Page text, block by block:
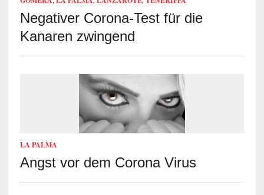
Negativer Corona-Test für die
Kanaren zwingend
LA PALMA
Angst vor dem Corona Virus